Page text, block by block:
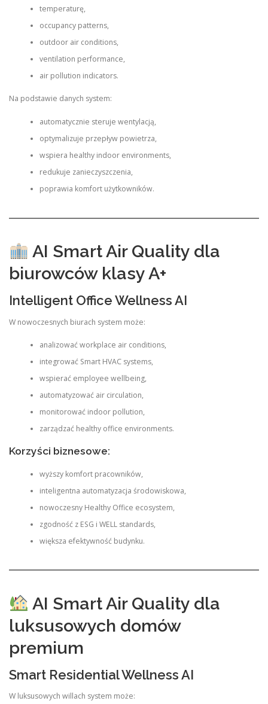
temperaturę,
occupancy patterns,
outdoor air conditions,
ventilation performance,
air pollution indicators.
Na podstawie danych system:
automatycznie steruje wentylacją,
optymalizuje przepływ powietrza,
wspiera healthy indoor environments,
redukuje zanieczyszczenia,
poprawia komfort użytkowników.
AI Smart Air Quality dla
biurowców klasy A+
Intelligent Office Wellness AI
W nowoczesnych biurach system może:
analizować workplace air conditions,
integrować Smart HVAC systems,
wspierać employee wellbeing,
automatyzować air circulation,
monitorować indoor pollution,
zarządzać healthy office environments.
Korzyści biznesowe:
wyższy komfort pracowników,
inteligentna automatyzacja środowiskowa,
nowoczesny Healthy Office ecosystem,
zgodność z ESG i WELL standards,
większa efektywność budynku.
AI Smart Air Quality dla
luksusowych domów
premium
Smart Residential Wellness AI
W luksusowych willach system może: